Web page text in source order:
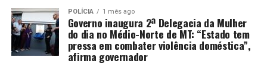
POLÍCIA 1 mês ago
Governo inaugura 2ª Delegacia da Mulher
do dia no Médio-Norte de MT: “Estado tem
pressa em combater violência doméstica”,
afirma governador